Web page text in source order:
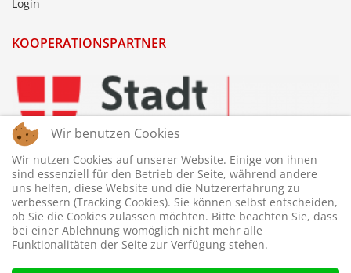
Login
KOOPERATIONSPARTNER
Wir benutzen Cookies
Wir nutzen Cookies auf unserer Website. Einige von ihnen
sind essenziell für den Betrieb der Seite, während andere
uns helfen, diese Website und die Nutzererfahrung zu
verbessern (Tracking Cookies). Sie können selbst entscheiden,
ob Sie die Cookies zulassen möchten. Bitte beachten Sie, dass
bei einer Ablehnung womöglich nicht mehr alle
Funktionalitäten der Seite zur Verfügung stehen.